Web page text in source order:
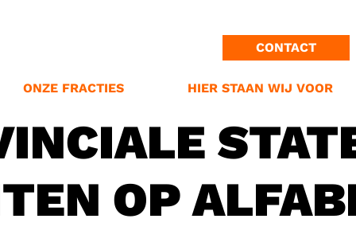
CONTACT
ONS LOGO
ONZE FRACTIES
GEMEENTE GRONINGEN
HIER STAAN WIJ VOOR
PROVINCIALE STATEN
STANDPUNTEN
OP